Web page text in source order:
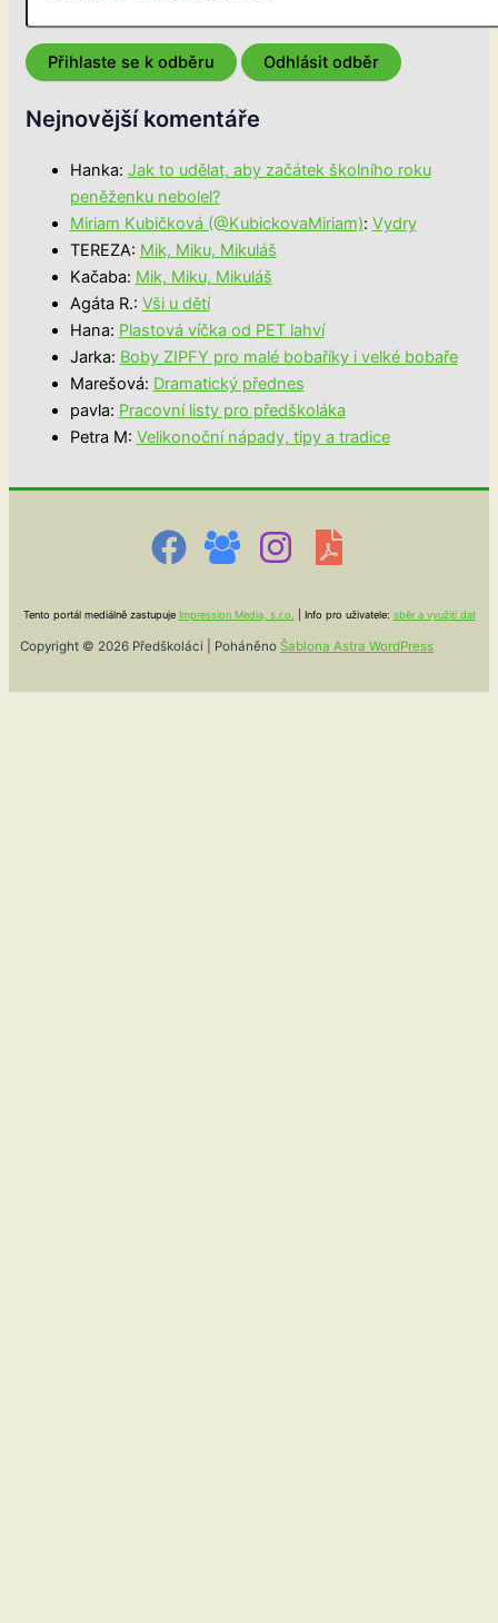
Nejnovější komentáře
Hanka: Jak to udělat, aby začátek školního roku
peněženku nebolel?
Miriam Kubičková (@KubickovaMiriam): Vydry
TEREZA: Mik, Miku, Mikuláš
Kačaba: Mik, Miku, Mikuláš
Agáta R.: Vši u dětí
Hana: Plastová víčka od PET lahví
Jarka: Boby ZIPFY pro malé bobaříky i velké bobaře
Marešová: Dramatický přednes
pavla: Pracovní listy pro předškoláka
Petra M: Velikonoční nápady, tipy a tradice
Tento portál mediálně zastupuje Impression Media, s.r.o. | Info pro uživatele: sběr a využití dat
Copyright © 2026 Předškoláci | Poháněno Šablona Astra WordPress